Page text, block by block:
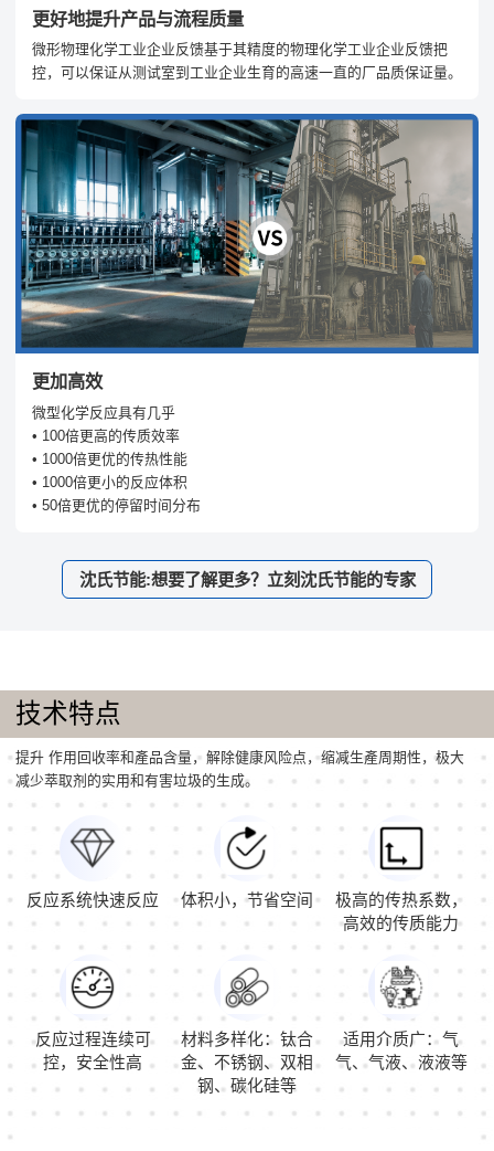
更好地提升产品与流程质量
微形物理化学工业企业反馈基于其精度的物理化学工业企业反馈把
控，可以保证从测试室到工业企业生育的高速一直的厂品质保证量。
更加高效
微型化学反应具有几乎
• 100倍更高的传质效率
• 1000倍更优的传热性能
• 1000倍更小的反应体积
• 50倍更优的停留时间分布
沈氏节能:想要了解更多？立刻沈氏节能的专家
技术特点
提升 作用回收率和產品含量，解除健康风险点，缩减生產周期性，极大
减少萃取剂的实用和有害垃圾的生成。
反应系统快速反应 体积小，节省空间
极高的传热系数，
高效的传质能力
反应过程连续可
控，安全性高
材料多样化：钛合
金、不锈钢、双相
钢、碳化硅等
适用介质广：气
气、气液、液液等